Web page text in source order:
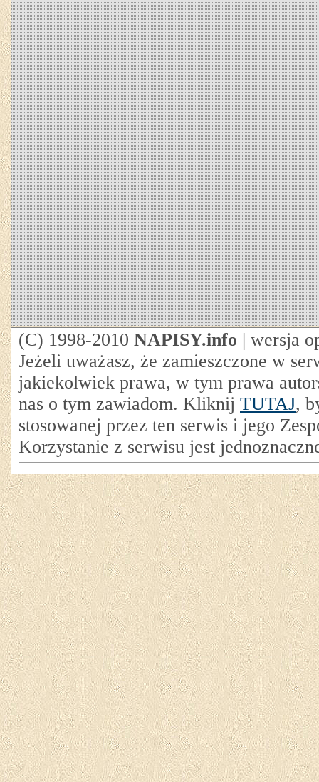
(C) 1998-2010 NAPISY.info | wersja
Jeżeli uważasz, że zamieszczone w
jakiekolwiek prawa, w tym prawa
nas o tym zawiadom. Kliknij TUTAJ,
stosowanej przez ten serwis i jego
Korzystanie z serwisu jest